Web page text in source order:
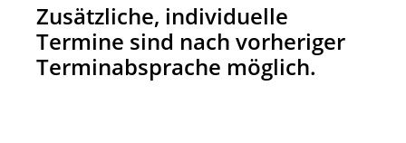
Zusätzliche, individuelle
Termine sind nach vorheriger
Terminabsprache möglich.